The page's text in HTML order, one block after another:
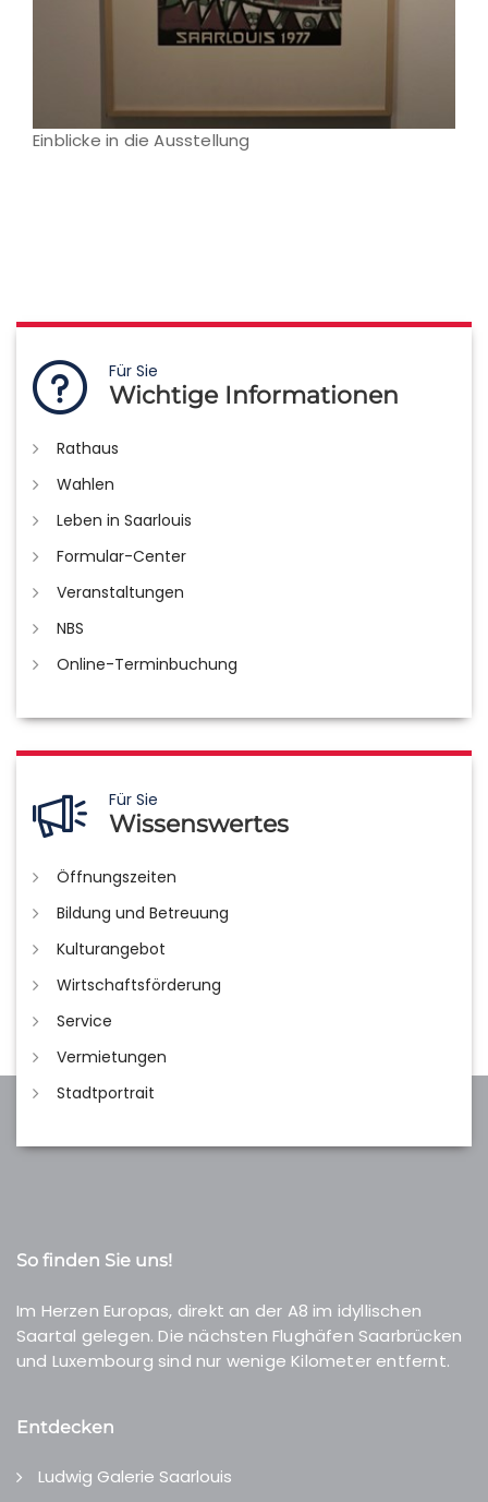
Einblicke in die Ausstellung
Für Sie
Wichtige Informationen
Rathaus
Wahlen
Leben in Saarlouis
Formular-Center
Veranstaltungen
NBS
Online-Terminbuchung
Für Sie
Wissenswertes
Öffnungszeiten
Bildung und Betreuung
Kulturangebot
Wirtschaftsförderung
Service
Vermietungen
Stadtportrait
So finden Sie uns!
Im Herzen Europas, direkt an der A8 im idyllischen
Saartal gelegen. Die nächsten Flughäfen Saarbrücken
und Luxembourg sind nur wenige Kilometer entfernt.
Entdecken
Ludwig Galerie Saarlouis